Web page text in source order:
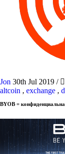
Jon 30th Jul 2019 /
altcoin , exchange ,
BYOB =